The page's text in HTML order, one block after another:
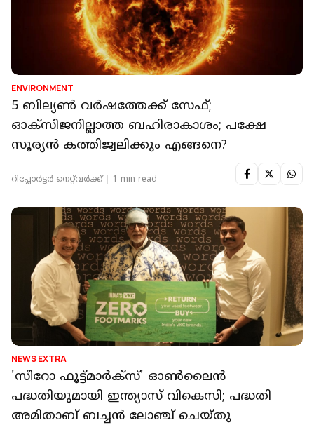
ENVIRONMENT
5 ബില്യൺ വർഷത്തേക്ക് സേഫ്;
ഓക്‌സിജനില്ലാത്ത ബഹിരാകാശം; പക്ഷേ
സൂര്യൻ കത്തിജ്വലിക്കും എങ്ങനെ?
റിപ്പോർട്ടർ നെറ്റ്‌വര്‍ക്ക്‌ 1 min read
NEWS EXTRA
'സീറോ ഫൂട്ട്‌മാർക്‌സ്' ഓൺലൈൻ
പദ്ധതിയുമായി ഇന്ത്യാസ് വികെസി; പദ്ധതി
അമിതാബ് ബച്ചൻ ലോഞ്ച് ചെയ്തു